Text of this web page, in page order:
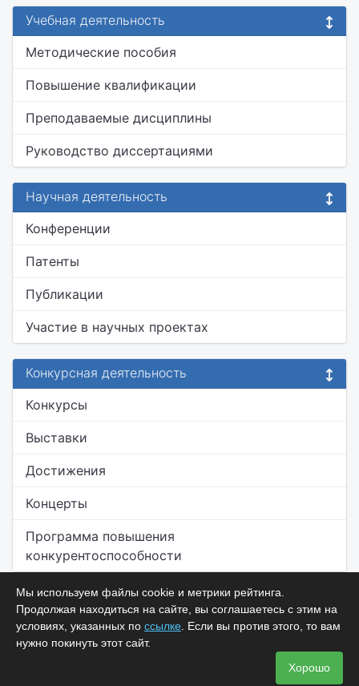
Учебная деятельность
Методические пособия
Повышение квалификации
Преподаваемые дисциплины
Руководство диссертациями
Научная деятельность
Конференции
Патенты
Публикации
Участие в научных проектах
Конкурсная деятельность
Конкурсы
Выставки
Достижения
Концерты
Программа повышения
конкурентоспособности
Мы используем файлы cookie и метрики рейтинга.
Продолжая находиться на сайте, вы соглашаетесь с этим на
условиях, указанных по ссылке . Если вы против этого, то вам
нужно покинуть этот сайт.
Хорошо